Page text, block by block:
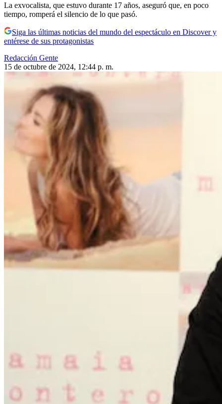
La exvocalista, que estuvo durante 17 años, aseguró que, en poco
tiempo, romperá el silencio de lo que pasó.
Siga las últimas noticias del mundo del espectáculo en Discover y
entérese de sus protagonistas
Redacción Gente
15 de octubre de 2024, 12:44 p. m.